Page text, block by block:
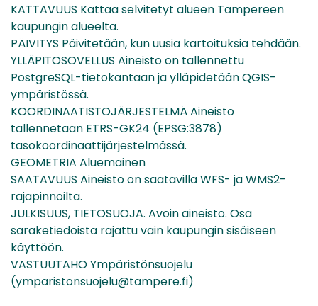
KATTAVUUS Kattaa selvitetyt alueen Tampereen
kaupungin alueelta.
PÄIVITYS Päivitetään, kun uusia kartoituksia tehdään.
YLLÄPITOSOVELLUS Aineisto on tallennettu
PostgreSQL-tietokantaan ja ylläpidetään QGIS-
ympäristössä.
KOORDINAATISTOJÄRJESTELMÄ Aineisto
tallennetaan ETRS-GK24 (EPSG:3878)
tasokoordinaattijärjestelmässä.
GEOMETRIA Aluemainen
SAATAVUUS Aineisto on saatavilla WFS- ja WMS2-
rajapinnoilta.
JULKISUUS, TIETOSUOJA. Avoin aineisto. Osa
saraketiedoista rajattu vain kaupungin sisäiseen
käyttöön.
VASTUUTAHO Ympäristönsuojelu
(ymparistonsuojelu@tampere.fi)